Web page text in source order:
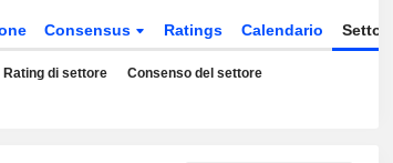
Consensus Ratings Calendario Settore
Rating di settore Consenso del settore